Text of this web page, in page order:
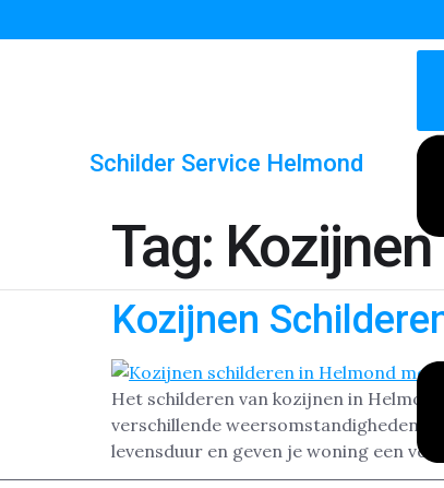
Schilder Service Helmond
Tag:
Kozijnen
Het schilderen van kozijnen in
verschillende weersomstandigheden,
levensduur en geven je woning een